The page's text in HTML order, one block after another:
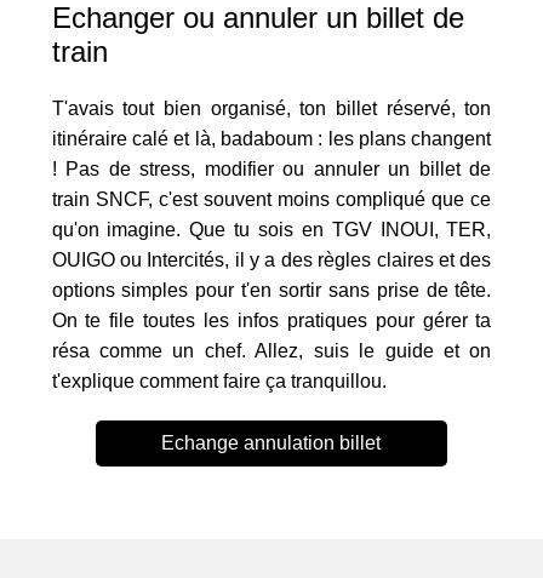
Echanger ou annuler un billet de
train
T'avais tout bien organisé, ton billet réservé, ton
itinéraire calé et là, badaboum : les plans changent
! Pas de stress, modifier ou annuler un billet de
train SNCF, c'est souvent moins compliqué que ce
qu'on imagine. Que tu sois en TGV INOUI, TER,
OUIGO ou Intercités, il y a des règles claires et des
options simples pour t'en sortir sans prise de tête.
On te file toutes les infos pratiques pour gérer ta
résa comme un chef. Allez, suis le guide et on
t'explique comment faire ça tranquillou.
Echange annulation billet